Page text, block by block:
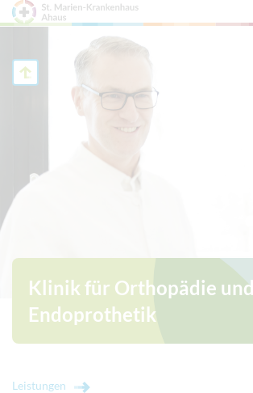
Klinik für Orthopädie
Endoprothetik
Leistungen